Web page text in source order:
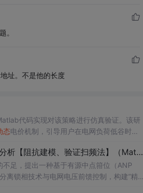
。
址。不是他的长度
代码实现对该策略进行仿真验证。该研
态电价机制，引导用户在电网负荷低谷时段
差，提高电力系统的经济性与运行效率。
; 适合人群：具备一定电
工程技术人员。; 使用场景及目
【博士论文复现】光伏并网逆变器序阻抗建模、扫频辨识与弱电网交互稳定性分析【阻抗建模、验证扫频法】（Matlab代码、Simulink仿真实现）
不足，提出一种基于有源中点箝位（ANP
离锁相技术与电网电压前馈控制，构建“精